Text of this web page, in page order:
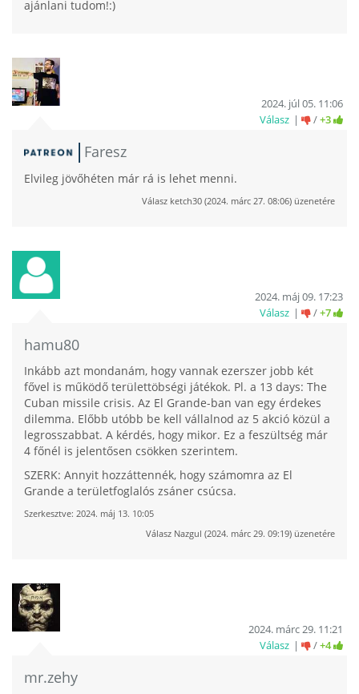
ajánlani tudom!:)
Faresz
2024. júl 05. 11:06
Válasz
/+3
Elvileg jövőhéten már rá is lehet menni.
Válasz ketch30 (2024. márc 27. 08:06) üzenetére
hamu80
2024. máj 09. 17:23
Válasz
/+7
Inkább azt mondanám, hogy vannak ezerszer jobb két
fővel is működő területtöbségi játékok. Pl. a 13 days: The
Cuban missile crisis. Az El Grande-ban van egy érdekes
dilemma. Előbb utóbb be kell vállalnod az 5 akció közül a
legrosszabbat. A kérdés, hogy mikor. Ez a feszültség már
4 főnél is jelentősen csökken szerintem.
SZERK: Annyit hozzáttennék, hogy számomra az El
Grande a területfoglalós zsáner csúcsa.
Szerkesztve: 2024. máj 13. 10:05
Válasz Nazgul (2024. márc 29. 09:19) üzenetére
mr.zehy
2024. márc 29. 11:21
Válasz
/+4